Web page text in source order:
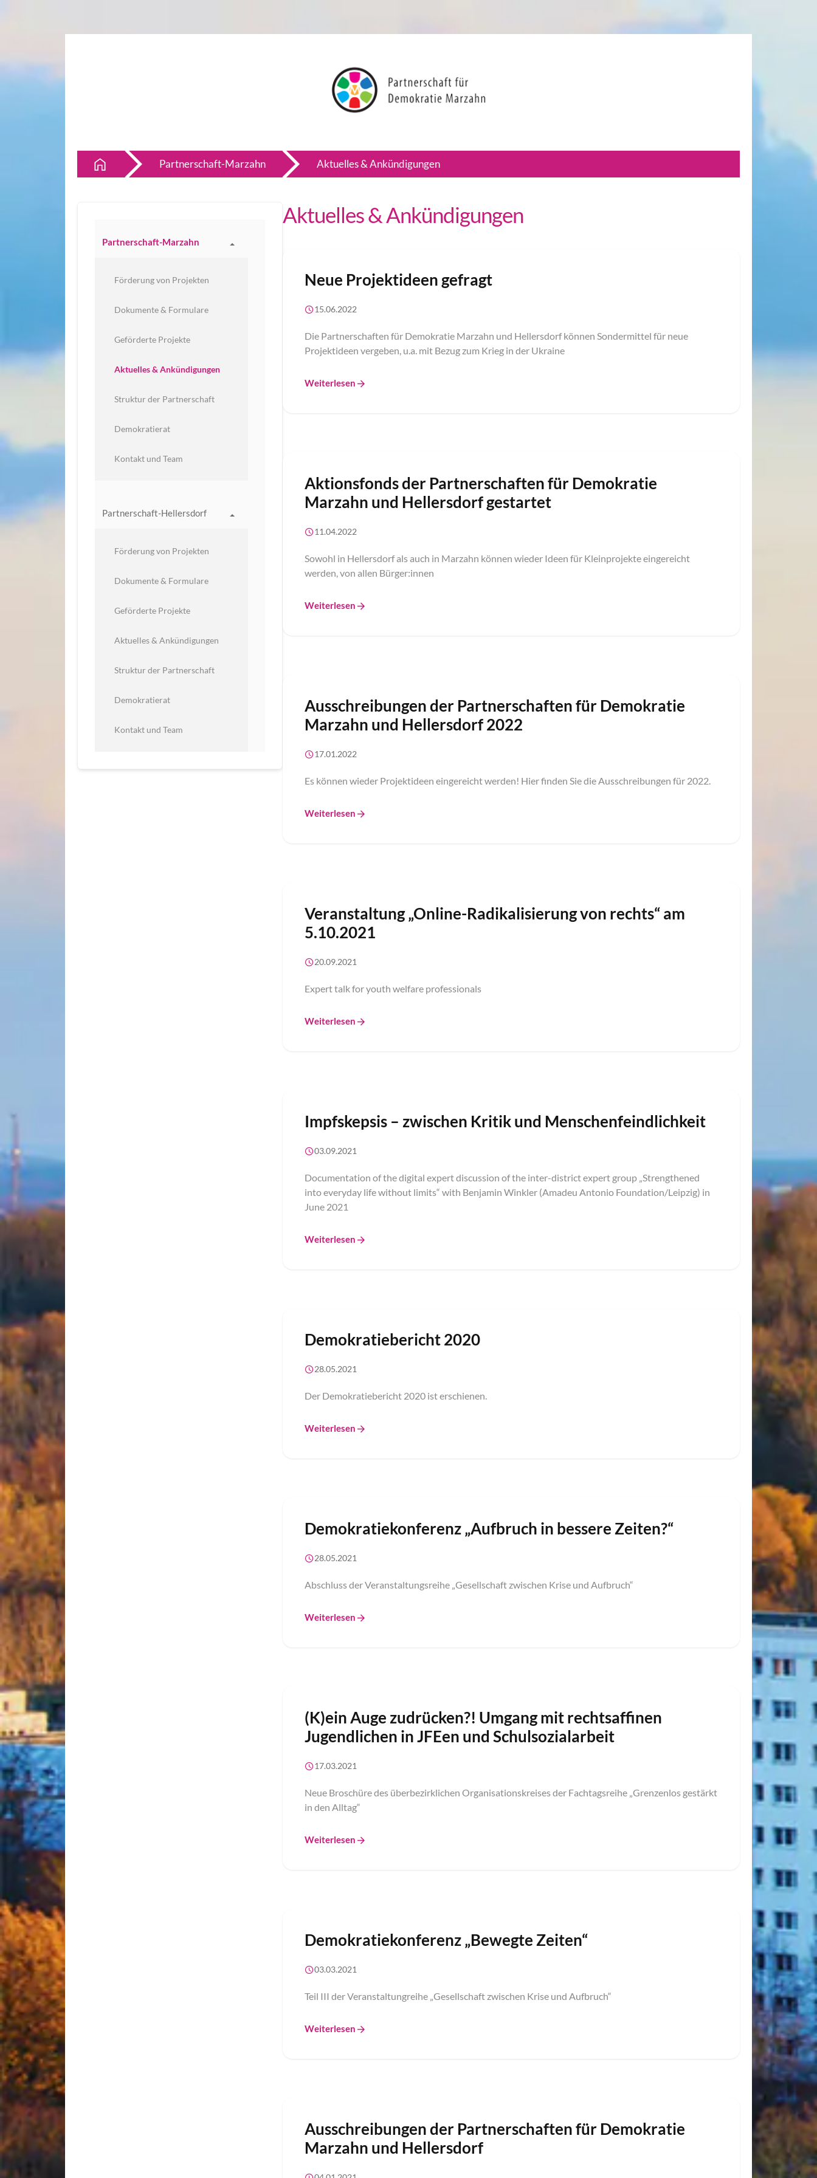
Partnerschaft-Marzahn Aktuelles & Ankündigungen
Partnerschaft-Marzahn
Förderung von Projekten
Dokumente & Formulare
Geförderte Projekte
Aktuelles & Ankündigungen
Struktur der Partnerschaft
Demokratierat
Kontakt und Team
Partnerschaft-Hellersdorf
Förderung von Projekten
Dokumente & Formulare
Geförderte Projekte
Aktuelles & Ankündigungen
Struktur der Partnerschaft
Demokratierat
Kontakt und Team
Aktuelles & Ankündigungen
Neue Projektideen gefragt
15.06.2022
Die Partnerschaften für Demokratie Marzahn und Hellersdorf können Sondermittel für neue
Projektideen vergeben, u.a. mit Bezug zum Krieg in der Ukraine
Weiterlesen
Aktionsfonds der Partnerschaften für Demokratie
Marzahn und Hellersdorf gestartet
11.04.2022
Sowohl in Hellersdorf als auch in Marzahn können wieder Ideen für Kleinprojekte eingereicht
werden, von allen Bürger:innen
Weiterlesen
Ausschreibungen der Partnerschaften für Demokratie
Marzahn und Hellersdorf 2022
17.01.2022
Es können wieder Projektideen eingereicht werden! Hier finden Sie die Ausschreibungen für 2022.
Weiterlesen
Veranstaltung „Online-Radikalisierung von rechts“ am
5.10.2021
20.09.2021
Expert talk for youth welfare professionals
Weiterlesen
Impfskepsis – zwischen Kritik und Menschenfeindlichkeit
03.09.2021
Documentation of the digital expert discussion of the inter-district expert group „Strengthened
into everyday life without limits“ with Benjamin Winkler (Amadeu Antonio Foundation/Leipzig) in
June 2021
Weiterlesen
Demokratiebericht 2020
28.05.2021
Der Demokratiebericht 2020 ist erschienen.
Weiterlesen
Demokratiekonferenz „Aufbruch in bessere Zeiten?“
28.05.2021
Abschluss der Veranstaltungsreihe „Gesellschaft zwischen Krise und Aufbruch“
Weiterlesen
(K)ein Auge zudrücken?! Umgang mit rechtsaffinen
Jugendlichen in JFEen und Schulsozialarbeit
17.03.2021
Neue Broschüre des überbezirklichen Organisationskreises der Fachtagsreihe „Grenzenlos gestärkt
in den Alltag“
Weiterlesen
Demokratiekonferenz „Bewegte Zeiten“
03.03.2021
Teil III der Veranstaltungreihe „Gesellschaft zwischen Krise und Aufbruch“
Weiterlesen
Ausschreibungen der Partnerschaften für Demokratie
Marzahn und Hellersdorf